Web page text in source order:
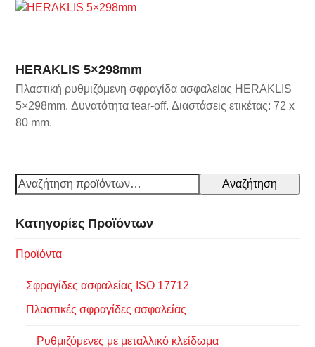
HERAKLIS 5×298mm
Πλαστική ρυθμιζόμενη σφραγίδα ασφαλείας HERAKLIS
5×298mm. Δυνατότητα tear-off. Διαστάσεις ετικέτας: 72 x
80 mm.
Αναζήτηση
Κατηγορίες Προϊόντων
Προϊόντα
Σφραγίδες ασφαλείας ISO 17712
Πλαστικές σφραγίδες ασφαλείας
Ρυθμιζόμενες με μεταλλικό κλείδωμα